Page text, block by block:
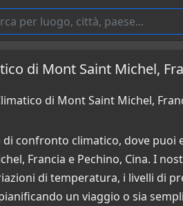
di Mont Saint Michel,
di Mont Saint Michel,
confronto climatico, dove puoi
Francia e Pechino, Cina. I
di temperatura, i livelli di
un viaggio o sia